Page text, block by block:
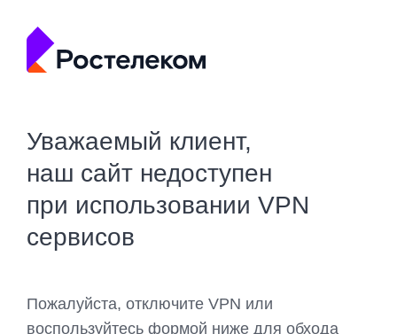
Уважаемый клиент,
наш сайт недоступен
при использовании VPN
сервисов
Пожалуйста, отключите VPN или
воспользуйтесь формой ниже для обхода